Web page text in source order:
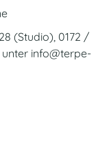
(Studio), 0172 /
unter info@terpe-